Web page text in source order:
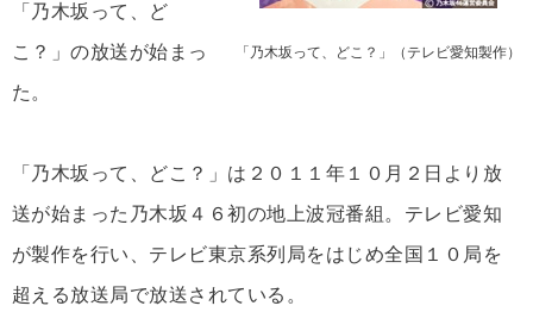
「乃木坂って、どこ？」（テレビ愛知製作）
「乃木坂って、ど
こ？」の放送が始まっ
た。
「乃木坂って、どこ？」は２０１１年１０月２日より放
送が始まった乃木坂４６初の地上波冠番組。テレビ愛知
が製作を行い、テレビ東京系列局をはじめ全国１０局を
超える放送局で放送されている。